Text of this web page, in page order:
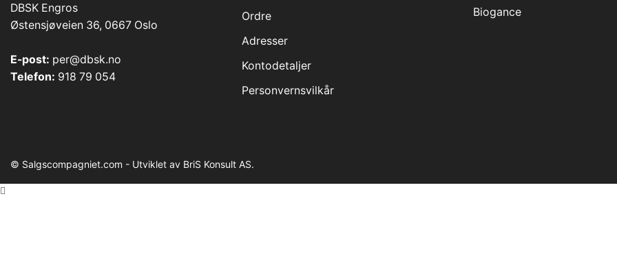
DBSK Engros
Østensjøveien 36, 0667 Oslo
E-post: per@dbsk.no
Telefon: 918 79 054
Ordre
Adresser
Kontodetaljer
Personvernsvilkår
Biogance
© Salgscompagniet.com - Utviklet av BriS Konsult AS.